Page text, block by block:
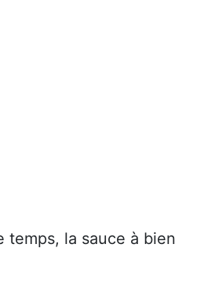
temps, la sauce à bien